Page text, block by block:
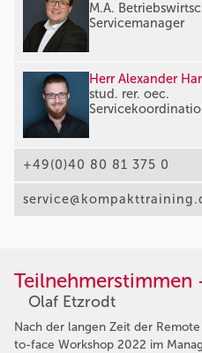
M.A.
Servicemanager
Herr Alexander
stud. rer. oec.
+49(0)40 80 81 375 0
Teilnehmerstimmen
Olaf Etzrodt
Nach der langen Zeit der
to-face Workshop 2022 im